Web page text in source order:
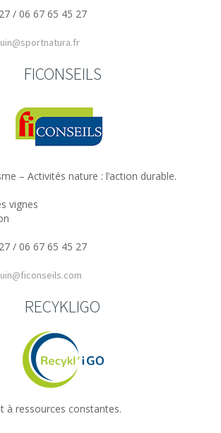
/ 06 67 65 45 27
FICONSEILS
– Activités nature : l’action durable.
vignes
/ 06 67 65 45 27
RECYKLIGO
à ressources constantes.